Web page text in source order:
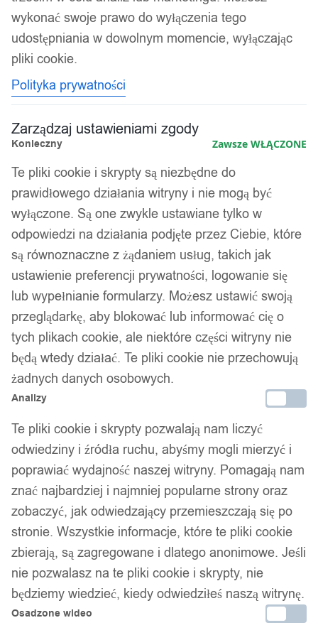
wykonać swoje prawo do wyłączenia tego
udostępniania w dowolnym momencie, wyłączając
pliki cookie.
Polityka prywatności
Zarządzaj ustawieniami zgody
Konieczny Zawsze WŁĄCZONE
Te pliki cookie i skrypty są niezbędne do
prawidłowego działania witryny i nie mogą być
wyłączone. Są one zwykle ustawiane tylko w
odpowiedzi na działania podjęte przez Ciebie, które
są równoznaczne z żądaniem usług, takich jak
ustawienie preferencji prywatności, logowanie się
lub wypełnianie formularzy. Możesz ustawić swoją
przeglądarkę, aby blokować lub informować cię o
tych plikach cookie, ale niektóre części witryny nie
będą wtedy działać. Te pliki cookie nie przechowują
żadnych danych osobowych.
Analizy
Te pliki cookie i skrypty pozwalają nam liczyć
odwiedziny i źródła ruchu, abyśmy mogli mierzyć i
poprawiać wydajność naszej witryny. Pomagają nam
znać najbardziej i najmniej popularne strony oraz
zobaczyć, jak odwiedzający przemieszczają się po
stronie. Wszystkie informacje, które te pliki cookie
zbierają, są zagregowane i dlatego anonimowe. Jeśli
nie pozwalasz na te pliki cookie i skrypty, nie
będziemy wiedzieć, kiedy odwiedziłeś naszą witrynę.
Osadzone wideo